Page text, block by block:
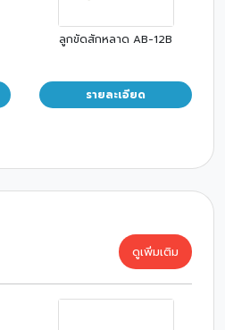
ลูกขัดสักหลาด AB-12B
รายละเอียด
ดูเพิ่มเติม